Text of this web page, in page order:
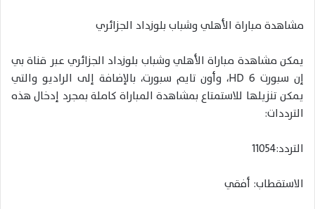
مشاهدة مباراة الأهلي وشباب بلوزداد الجزائري
يمكن مشاهدة مباراة الأهلي وشباب بلوزداد الجزائري عبر قناة بي
إن سبورت 6 HD، وأون تايم سبورت، بالإضافة إلى الراديو والتي
يمكن تنزيلها للاستمتاع بمشاهدة المباراة كاملة بمجرد إدخال هذه
الترددات:
التردد:11054
الاستقطاب: أفقي